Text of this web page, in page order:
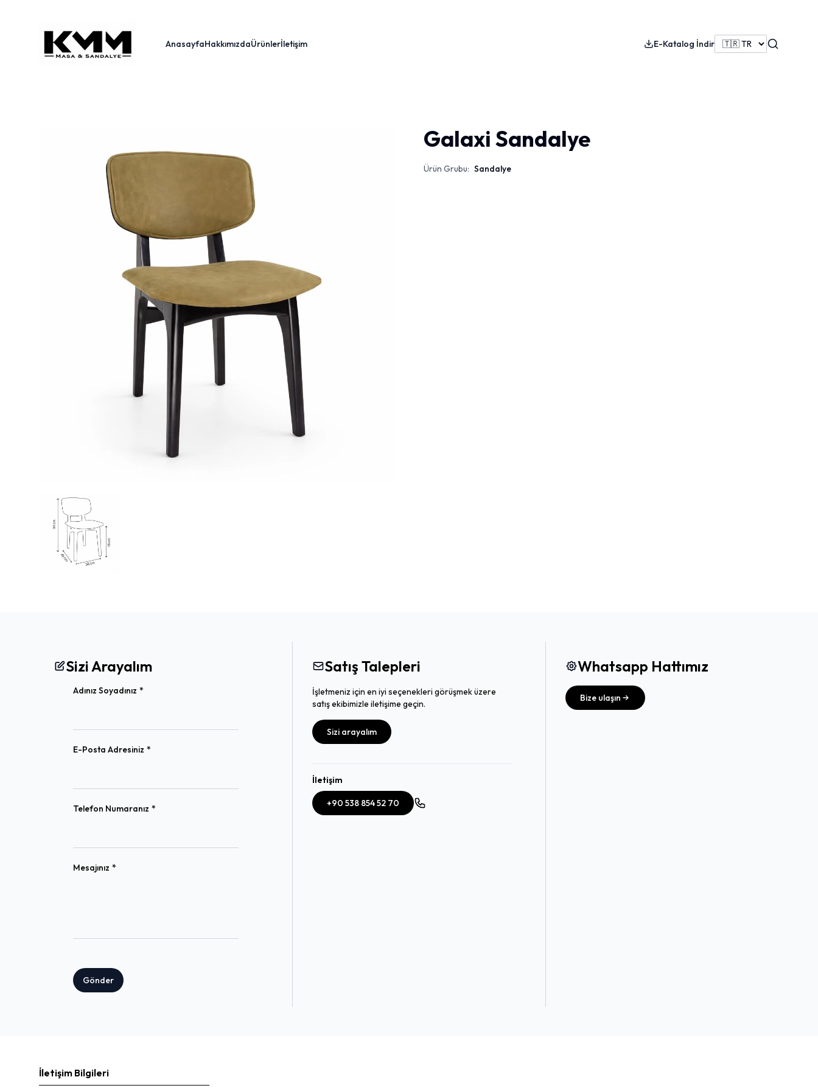
AnasayfaHakkımızdaÜrünlerİletişim E-Katalog İndir Search
Galaxi Sandalye
Ürün Grubu: Sandalye
Sizi Arayalım
Adınız Soyadınız *
E-Posta Adresiniz *
Telefon Numaranız *
Mesajınız *
Gönder
Satış Talepleri
İşletmeniz için en iyi seçenekleri görüşmek üzere
satış ekibimizle iletişime geçin.
Sizi arayalım
İletişim
+90 538 854 52 70
Whatsapp Hattımız
Bize ulaşın
İletişim Bilgileri